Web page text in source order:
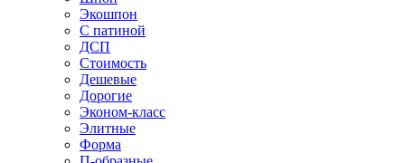
Экошпон
С патиной
ДСП
Стоимость
Дешевые
Дорогие
Эконом-класс
Элитные
Форма